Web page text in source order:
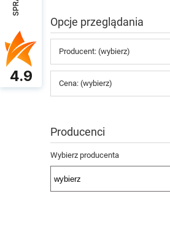
Opcje przeglądania
Producent: (wybierz)
Cena: (wybierz)
Producenci
Wybierz producenta
4.9